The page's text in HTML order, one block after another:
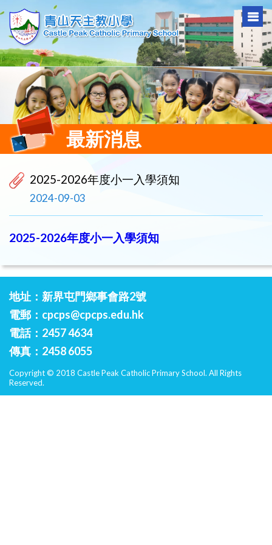
最新消息
2025-2026年度小一入學須知
2024-09-03
2025-2026年度小一入學須知
地址：新界屯門鄉事會路2號
電郵： cpcps@cpcps.edu.hk
電話：2457 4634
傳真：2458 6055
Copyright © 2018 Castle Peak Catholic Primary School. All Rights
Reserved.